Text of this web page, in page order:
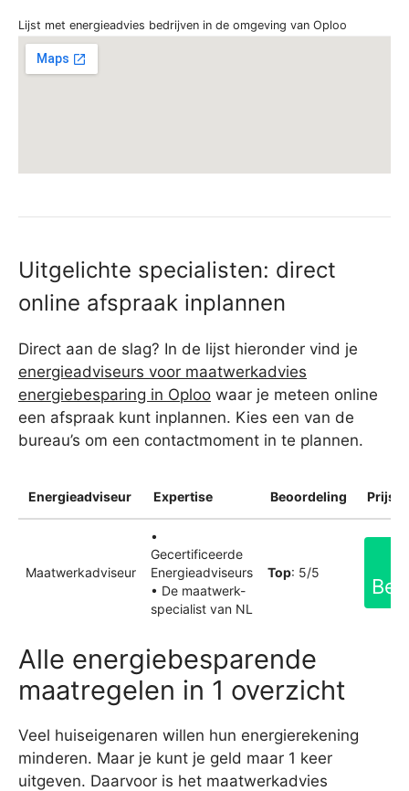
Lijst met energieadvies bedrijven in de omgeving van Oploo
Uitgelichte specialisten: direct
online afspraak inplannen
Direct aan de slag? In de lijst hieronder vind je
energieadviseurs voor maatwerkadvies
energiebesparing in Oploo waar je meteen online
een afspraak kunt inplannen. Kies een van de
bureau’s om een contactmoment in te plannen.
Energieadviseur Expertise Beoordeling
Maatwerkadviseur
•
Gecertificeerde
Energieadviseurs
• De maatwerk-
specialist van NL
Top: 5/5
Alle energiebesparende
maatregelen in 1 overzicht
Veel huiseigenaren willen hun energierekening
minderen. Maar je kunt je geld maar 1 keer
uitgeven. Daarvoor is het maatwerkadvies